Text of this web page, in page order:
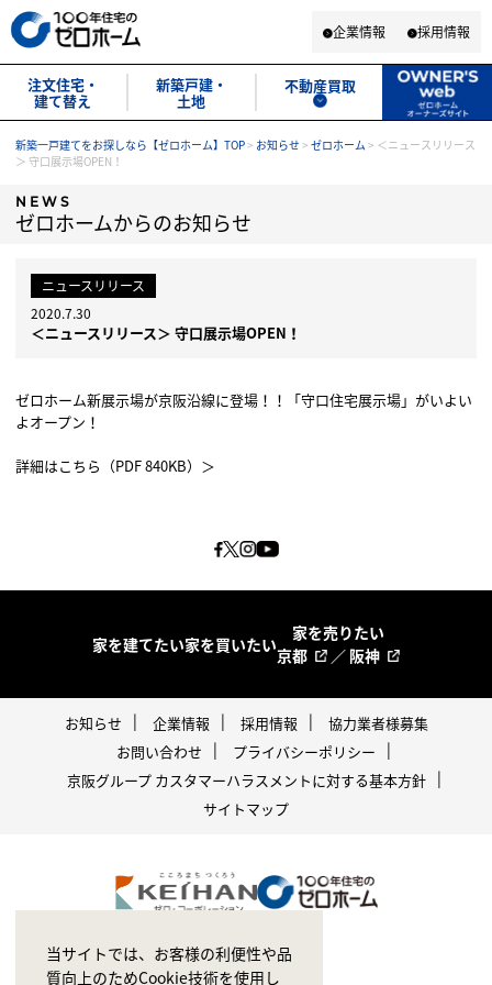
企業情報 採用情報
注文住宅・
建て替え
新築戸建・
土地
不動産買取
新築一戸建てをお探しなら【ゼロホーム】TOP> お知らせ> ゼロホーム > ＜ニュースリリース
＞ 守口展示場OPEN！
NEWS
ゼロホームからのお知らせ
ニュースリリース
2020.7.30
＜ニュースリリース＞ 守口展示場OPEN！
ゼロホーム新展示場が京阪沿線に登場！！「守口住宅展示場」がいよい
よオープン！
詳細はこちら（PDF 840KB）＞
家を建てたい家を買いたい
家を売りたい
京都
／ 阪神
お知らせ 企業情報 採用情報
協力業者様募集
お問い合わせ
プライバシーポリシー
京阪グループ カスタマーハラスメントに対する基本方針
サイトマップ
当サイトでは、お客様の利便性や品
質向上のためCookie技術を使用し